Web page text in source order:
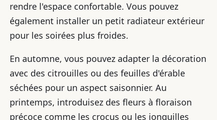
rendre l'espace confortable. Vous pouvez
également installer un petit radiateur extérieur
pour les soirées plus froides.
En automne, vous pouvez adapter la décoration
avec des citrouilles ou des feuilles d'érable
séchées pour un aspect saisonnier. Au
printemps, introduisez des fleurs à floraison
précoce comme les crocus ou les jonquilles